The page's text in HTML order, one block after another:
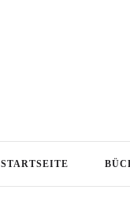
STARTSEITE